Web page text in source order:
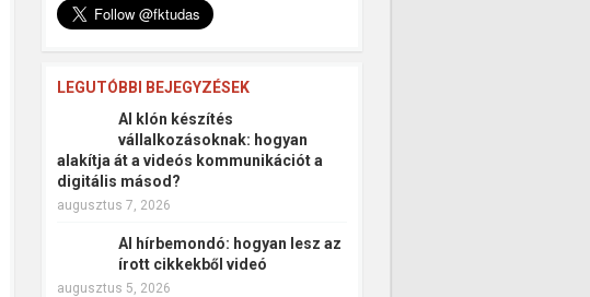
LEGUTÓBBI BEJEGYZÉSEK
AI klón készítés
vállalkozásoknak: hogyan
alakítja át a videós kommunikációt a
digitális másod?
augusztus 7, 2026
AI hírbemondó: hogyan lesz az
írott cikkekből videó
augusztus 5, 2026